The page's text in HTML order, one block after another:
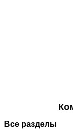
Все разделы